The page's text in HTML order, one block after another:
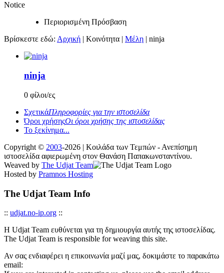
Notice
Περιορισμένη Πρόσβαση
Βρίσκεστε εδώ: Αρχική | Κοινότητα | Μέλη | ninja
ninja
0 φίλοι/ες
ΣχετικάΠληροφορίες για την ιστοσελίδα
Όροι χρήσηςΟι όροι χρήσης της ιστοσελίδας
Το ξεκίνημα...
Copyright © 2003-2026 | Κοιλάδα των Τεμπών - Ανεπίσημη
ιστοσελίδα αφιερωμένη στον Θανάση Παπακωνσταντίνου.
Weaved by The Udjat Team
Hosted by Pramnos Hosting
The Udjat Team Info
:: udjat.no-ip.org ::
Η Udjat Team ευθύνεται για τη δημιουργία αυτής της ιστοσελίδας.
The Udjat Team is responsible for weaving this site.
Αν σας ενδιαφέρει η επικοινωνία μαζί μας, δοκιμάστε το παρακάτω
email: